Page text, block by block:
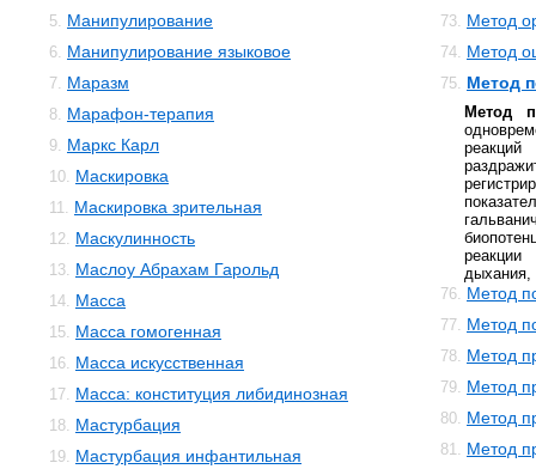
5. Манипулирование
6. Манипулирование языковое
7. Маразм
8. Марафон-терапия
9. Маркс Карл
10. Маскировка
11. Маскировка зрительная
12. Маскулинность
13. Маслоу Абрахам Гарольд
14. Масса
15. Масса гомогенная
16. Масса искусственная
17. Масса: конституция либидинозная
18. Мастурбация
19. Мастурбация инфантильная
73. Метод
74. Метод
75. Метод
Метод
реакции
дыхания,
76. Метод
77. Метод
78. Метод
79. Метод
80. Метод
81. Метод